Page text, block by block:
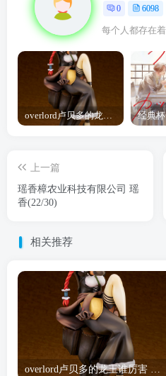
0 6098
每个人都存在
overlord卢贝多的龙王谁厉害 「Overlord」露普斯蕾琪娜·贝塔手办开订
上一篇
瑶香樟农业科技有限公司 瑶
香(22/30)
相关推荐
overlord卢贝多的龙王谁厉害 「Overlord」露普斯蕾琪娜·贝塔手办开订